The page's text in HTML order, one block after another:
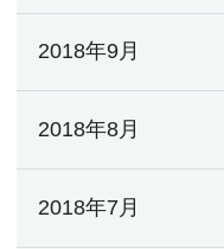
2018年9月
2018年8月
2018年7月